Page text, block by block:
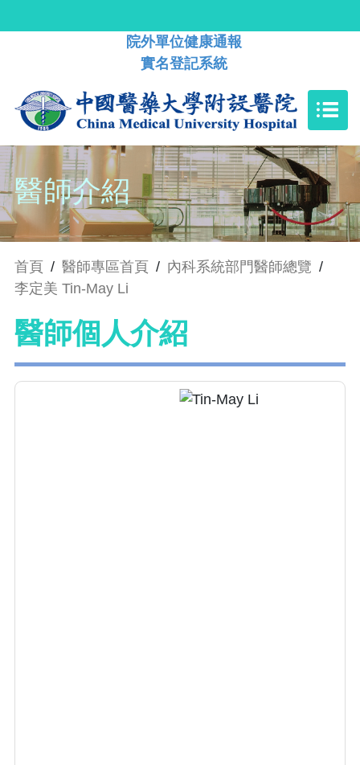
院外單位健康通報
實名登記系統
醫師介紹
首頁 / 醫師專區首頁 / 內科系統部門醫師總覽 /
李定美 Tin-May Li
醫師個人介紹